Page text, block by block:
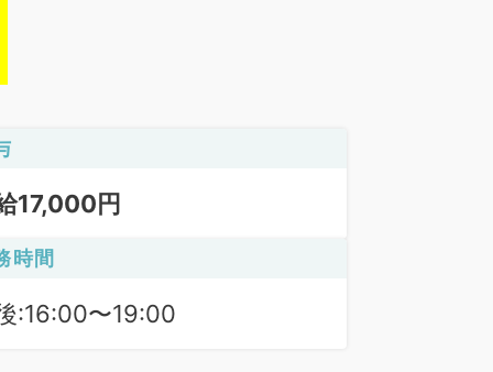
17,000円
時間
:16:00〜19:00